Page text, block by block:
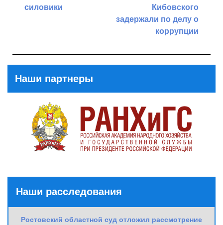
силовики
Кибовского
задержали по делу о
коррупции
Наши партнеры
Наши расследования
Ростовский областной суд отложил рассмотрение